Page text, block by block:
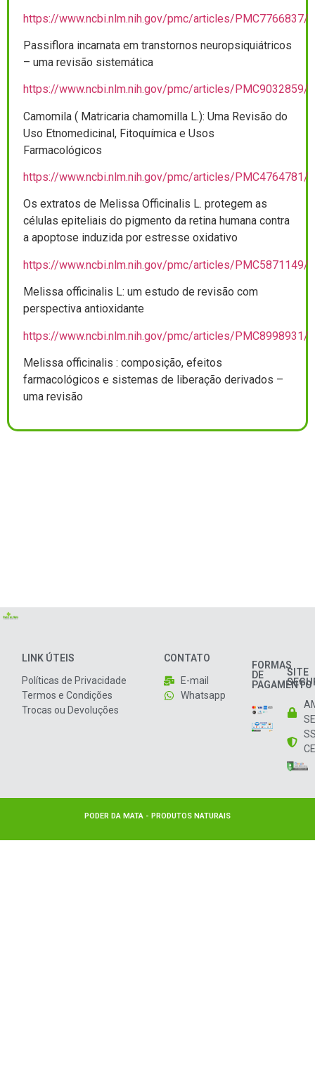
https://www.ncbi.nlm.nih.gov/pmc/articles/PMC7766837/
Passiflora incarnata em transtornos neuropsiquiátricos
– uma revisão sistemática
https://www.ncbi.nlm.nih.gov/pmc/articles/PMC9032859/
Camomila ( Matricaria chamomilla L.): Uma Revisão do
Uso Etnomedicinal, Fitoquímica e Usos
Farmacológicos
https://www.ncbi.nlm.nih.gov/pmc/articles/PMC4764781/
Os extratos de Melissa Officinalis L. protegem as
células epiteliais do pigmento da retina humana contra
a apoptose induzida por estresse oxidativo
https://www.ncbi.nlm.nih.gov/pmc/articles/PMC5871149/
Melissa officinalis L: um estudo de revisão com
perspectiva antioxidante
https://www.ncbi.nlm.nih.gov/pmc/articles/PMC8998931/
Melissa officinalis : composição, efeitos
farmacológicos e sistemas de liberação derivados –
uma revisão
LINK ÚTEIS
Políticas de Privacidade
Termos e Condições
Trocas ou Devoluções
CONTATO
E-mail
Whatsapp
FORMAS
DE
PAGAMENTO
SITE
PODER DA MATA - PRODUTOS NATURAIS